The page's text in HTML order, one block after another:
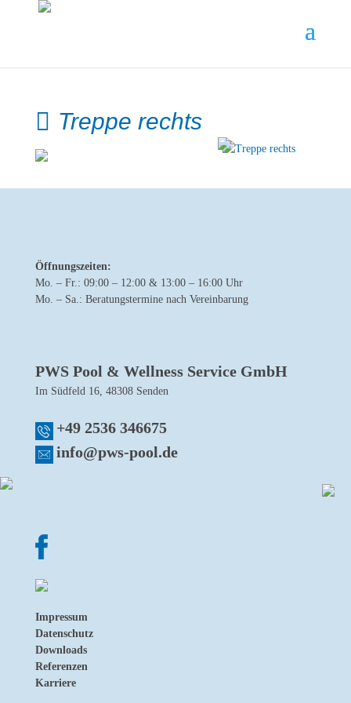
Treppe rechts
Öffnungszeiten:
Mo. – Fr.: 09:00 – 12:00 & 13:00 – 16:00 Uhr
Mo. – Sa.: Beratungstermine nach Vereinbarung
PWS Pool & Wellness Service GmbH
Im Südfeld 16, 48308 Senden
+49 2536 346675
info@pws-pool.de
Impressum
Datenschutz
Downloads
Referenzen
Karriere